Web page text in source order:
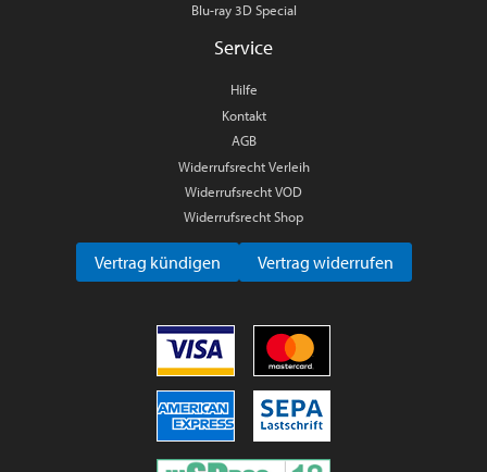
Blu-ray 3D Special
Service
Hilfe
Kontakt
AGB
Widerrufsrecht Verleih
Widerrufsrecht VOD
Widerrufsrecht Shop
Vertrag kündigen Vertrag widerrufen